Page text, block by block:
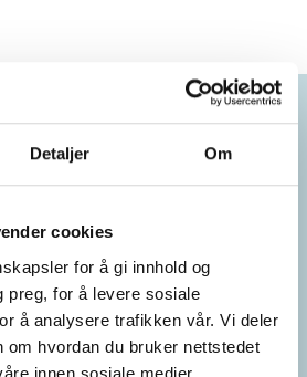
Detaljer Om
cookies
for å gi innhold og
preg, for å levere sosiale
å analysere trafikken vår. Vi deler
om hvordan du bruker nettstedet
innen sosiale medier,